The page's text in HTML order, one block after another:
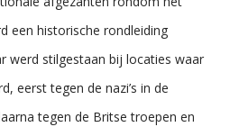
een historische rondleiding
werd stilgestaan bij locaties waar
eerst tegen de nazi’s in de
tegen de Britse troepen en